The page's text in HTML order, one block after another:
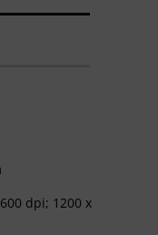
dpi; 1200 x